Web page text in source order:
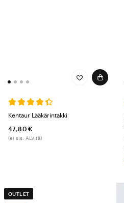
Kentaur Lääkärintakki
47,80 €
(ei sis. ALV:tä)
OUTLET